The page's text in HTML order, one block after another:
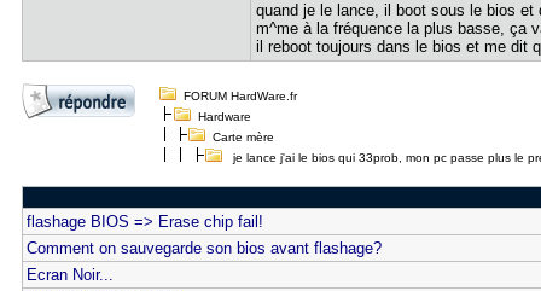
quand je le lance, il boot sous le bios et
m^me à la fréquence la plus basse, ça
il reboot toujours dans le bios et me dit
FORUM HardWare.fr
Hardware
Carte mère
je lance j'ai le bios qui 33prob, mon pc passe plus le
flashage BIOS => Erase chip fail!
Comment on sauvegarde son bios avant flashage?
Ecran Noir...